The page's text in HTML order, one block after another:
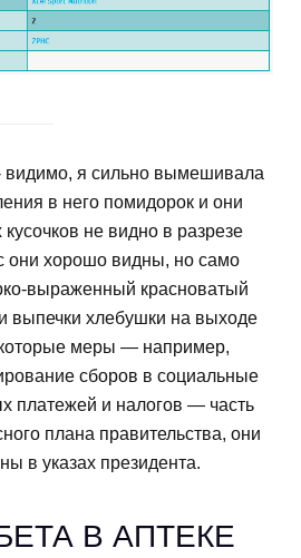
видимо, я сильно вымешивала
в него помидорок и они
не видно в разрезе
они хорошо видны, но само
выраженный красноватый
выпечки хлебушки на выходе
меры — например,
сборов в социальные
платежей и налогов — часть
плана правительства, они
в указах президента.
В АПТЕКЕ